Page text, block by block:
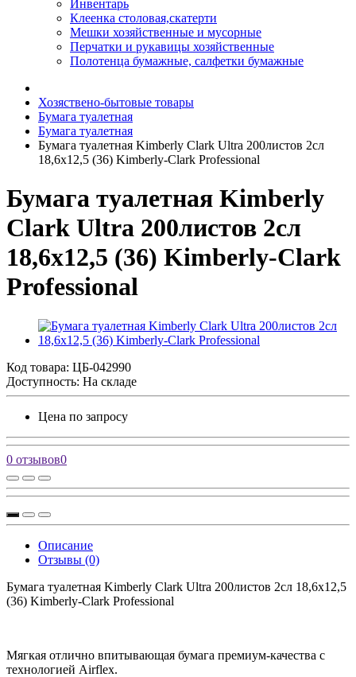
Инвентарь
Клеенка столовая,скатерти
Мешки хозяйственные и мусорные
Перчатки и рукавицы хозяйственные
Полотенца бумажные, салфетки бумажные
Хозяствено-бытовые товары
Бумага туалетная
Бумага туалетная
Бумага туалетная Kimberly Clark Ultra 200листов 2сл
18,6х12,5 (36) Kimberly-Clark Professional
Бумага туалетная Kimberly
Clark Ultra 200листов 2сл
18,6х12,5 (36) Kimberly-Clark
Professional
Код товара: ЦБ-042990
Доступность: На складе
Цена по запросу
0 отзывов0
Описание
Отзывы (0)
Бумага туалетная Kimberly Clark Ultra 200листов 2сл 18,6х12,5
(36) Kimberly-Clark Professional
Мягкая отлично впитывающая бумага премиум-качества с
технологией Airflex.